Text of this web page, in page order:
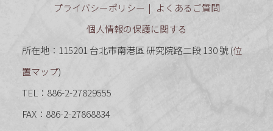
プライバシーポリシー
よくあるご質問
個人情報の保護に関する
所在地：115201 台北市南港區 研究院路二段 130 號 (位
置マップ)
TEL：886-2-27829555
FAX：886-2-27868834